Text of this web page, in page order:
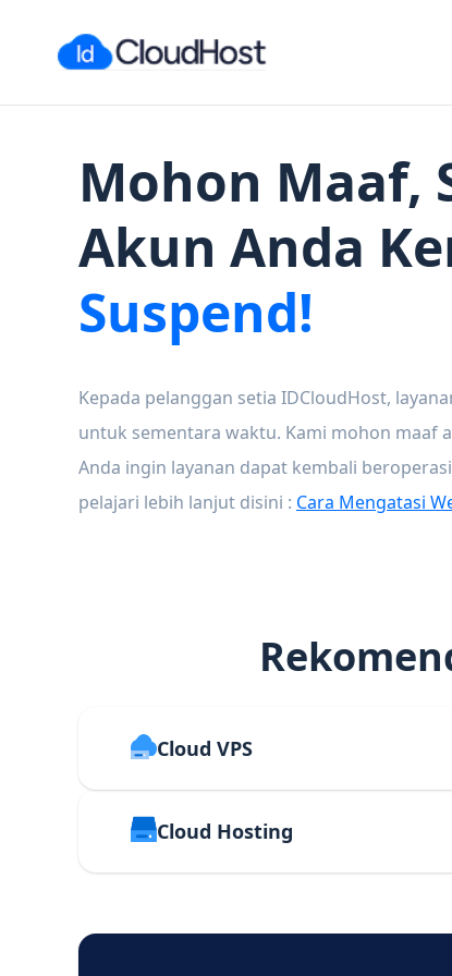
Mohon Maaf,
Akun Anda
Suspend!
Kepada pelanggan setia IDCloudHost,
untuk sementara waktu. Kami mohon maaf
Anda ingin layanan dapat kembali
pelajari lebih lanjut disini : Cara Mengatasi
Cloud VPS
Cloud Hosting